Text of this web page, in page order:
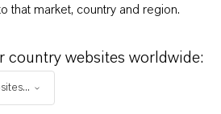
that market, country and region.
country websites worldwide: